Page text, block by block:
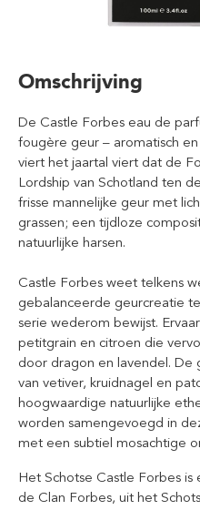
Omschrijving
De Castle Forbes eau de
fougère geur – aromatisch
viert het jaartal viert dat de
Lordship van Schotland ten
frisse mannelijke geur met
grassen; een tijdloze
natuurlijke harsen.
Castle Forbes weet telkens
gebalanceerde geurcreatie
serie wederom bewijst.
petitgrain en citroen die
door dragon en lavendel. De
van vetiver, kruidnagel en
hoogwaardige natuurlijke
worden samengevoegd in
met een subtiel mosachtige
Het Schotse Castle Forbes
de Clan Forbes, uit het